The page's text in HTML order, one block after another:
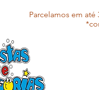
Parcelamos em até